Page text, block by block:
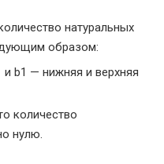
натуральных
образом:
и b1 — нижняя и верхняя
количество
нулю.